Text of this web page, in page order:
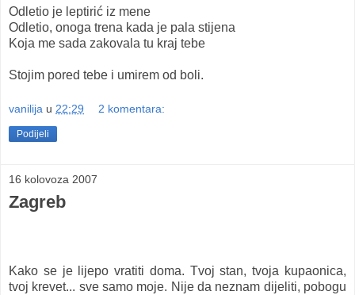
Odletio je leptirić iz mene
Odletio, onoga trena kada je pala stijena
Koja me sada zakovala tu kraj tebe
Stojim pored tebe i umirem od boli.
vanilija u 22:29 2 komentara:
Podijeli
16 kolovoza 2007
Zagreb
Kako se je lijepo vratiti doma. Tvoj stan, tvoja kupaonica,
tvoj krevet... sve samo moje. Nije da neznam dijeliti, pobogu